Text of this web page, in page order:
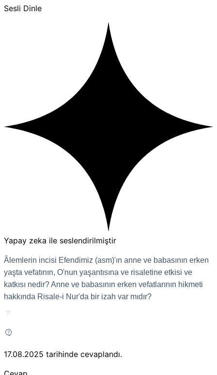
Sesli Dinle
Yapay zeka ile seslendirilmiştir
Âlemlerin incisi Efendimiz (asm)'ın anne ve babasının erken
yaşta vefatının, O'nun yaşantısına ve risaletine etkisi ve
katkısı nedir? Anne ve babasının erken vefatlarının hikmeti
hakkında Risale-i Nur'da bir izah var mıdır?
17.08.2025 tarihinde cevaplandı.